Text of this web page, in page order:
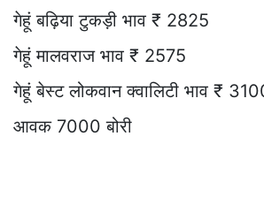
गेहूं बढ़िया टुकड़ी भाव ₹ 2825
गेहूं मालवराज भाव ₹ 2575
गेहूं बेस्ट लोकवान क्वालिटी भाव ₹
आवक 7000 बोरी